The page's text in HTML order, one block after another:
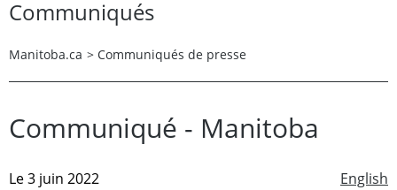
Communiqués
Manitoba.ca > Communiqués de presse
Communiqué - Manitoba
English
Le 3 juin 2022